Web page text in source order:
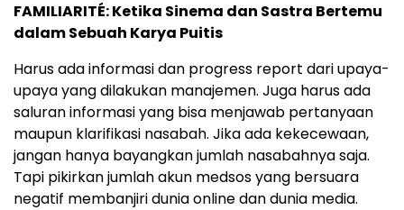
FAMILIARITÉ: Ketika Sinema dan Sastra Bertemu
dalam Sebuah Karya Puitis
Harus ada informasi dan progress report dari upaya-
upaya yang dilakukan manajemen. Juga harus ada
saluran informasi yang bisa menjawab pertanyaan
maupun klarifikasi nasabah. Jika ada kekecewaan,
jangan hanya bayangkan jumlah nasabahnya saja.
Tapi pikirkan jumlah akun medsos yang bersuara
negatif membanjiri dunia online dan dunia media.